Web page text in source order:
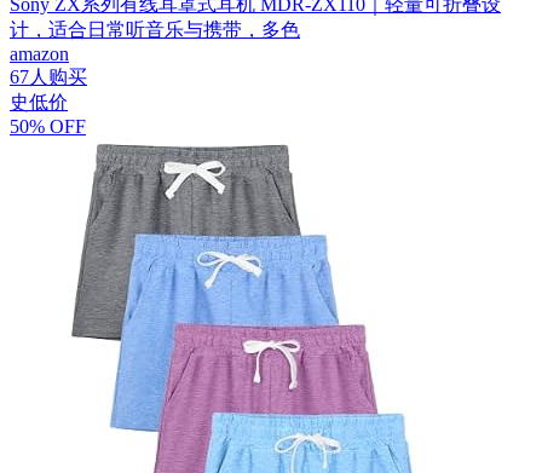
Sony ZX系列有线耳罩式耳机 MDR-ZX110｜轻量可折叠设
计，适合日常听音乐与携带，多色
amazon
67人购买
史低价
50% OFF